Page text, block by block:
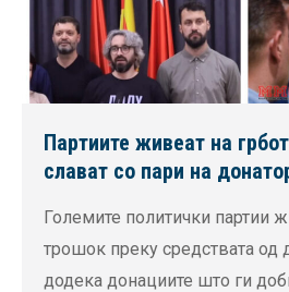
Партиите живеат на
слават со пари на
Големите политички партии
трошок преку средствата од
додека донациите што ги